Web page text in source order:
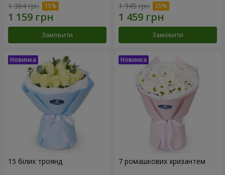
1 364 грн
Замовити
1 945 грн
Замовити
15 білих троянд 7 ромашкових хризантем